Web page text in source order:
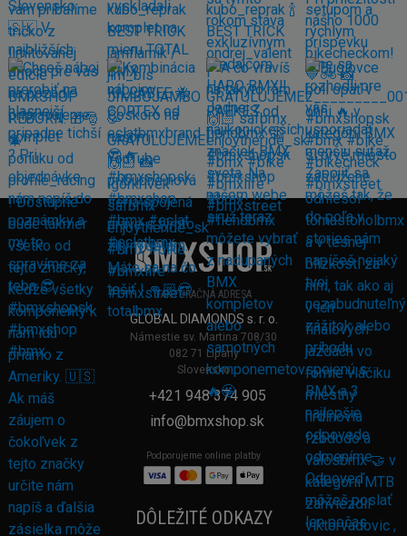
FAKTURAČNÁ ADRESA
GLOBAL DIAMONDS s. r. o.
Námestie sv. Martina 708/30
082 71 Lipany
Slovensko
+421 948 374 905
info@bmxshop.sk
Podporujeme online platby
DÔLEŽITÉ ODKAZY